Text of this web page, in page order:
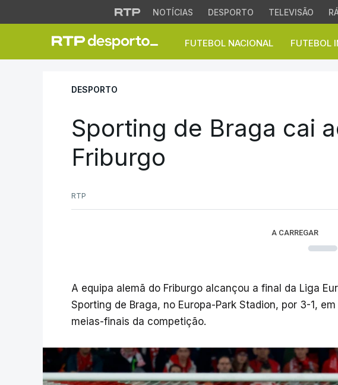
NOTÍCIAS DESPORTO TELEVISÃO
FUTEBOL NACIONAL FUTEBOL
Sporting de Braga cai
DESPORTO
Sporting de Braga cai
Friburgo
RTP
A CARREGAR
A equipa alemã do Friburgo alcançou a final da Liga
Sporting de Braga, no Europa-Park Stadion, por 3-1,
meias-finais da competição.